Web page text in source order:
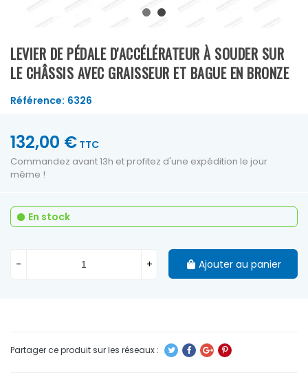
LEVIER DE PÉDALE D'ACCÉLÉRATEUR À SOUDER SUR
LE CHÂSSIS AVEC GRAISSEUR ET BAGUE EN BRONZE
Référence: 6326
132,00 € TTC
Commandez avant 13h et profitez d'une expédition le jour
même !
En stock
- + Ajouter au panier